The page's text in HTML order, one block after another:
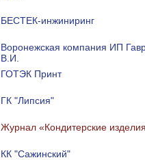
БЕСТЕК-инжиниринг
Воронежская компания ИП
В.И.
ГОТЭК Принт
ГК "Липсия"
Журнал «Кондитерские
КК "Сажинский"